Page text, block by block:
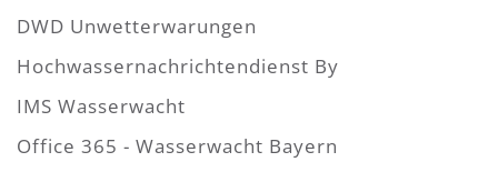
DWD Unwetterwarungen
Hochwassernachrichtendienst By
IMS Wasserwacht
Office 365 - Wasserwacht Bayern